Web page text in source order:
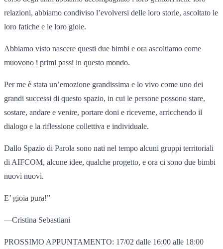
relazioni, abbiamo condiviso l’evolversi delle loro storie, ascoltato le
loro fatiche e le loro gioie.
Abbiamo visto nascere questi due bimbi e ora ascoltiamo come
muovono i primi passi in questo mondo.
Per me è stata un’emozione grandissima e lo vivo come uno dei
grandi successi di questo spazio, in cui le persone possono stare,
sostare, andare e venire, portare doni e riceverne, arricchendo il
dialogo e la riflessione collettiva e individuale.
Dallo Spazio di Parola sono nati nel tempo alcuni gruppi territoriali
di AIFCOM, alcune idee, qualche progetto, e ora ci sono due bimbi
nuovi nuovi.
E’ gioia pura!”
—Cristina Sebastiani
PROSSIMO APPUNTAMENTO: 17/02 dalle 16:00 alle 18:00